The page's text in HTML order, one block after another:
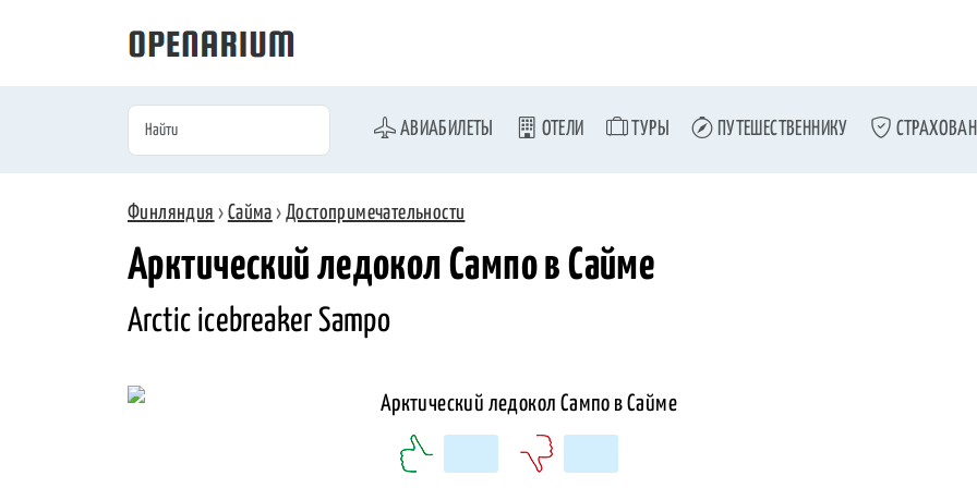
АВИАБИЛЕТЫ ОТЕЛИ ТУРЫ ПУТЕШЕСТВЕННИКУ
Финляндия › Сайма ›Достопримечательности
Арктический ледокол Сампо в Сайме
Arctic icebreaker Sampo